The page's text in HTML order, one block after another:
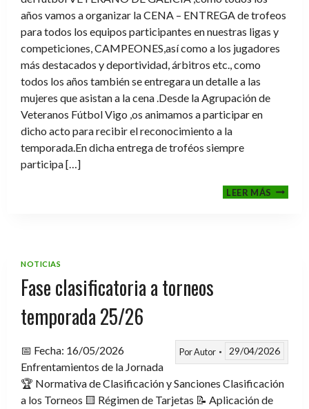
años vamos a organizar la CENA – ENTREGA de trofeos
para todos los equipos participantes en nuestras ligas y
competiciones, CAMPEONES,así como a los jugadores
más destacados y deportividad, árbitros etc., como
todos los años también se entregara un detalle a las
mujeres que asistan a la cena .Desde la Agrupación de
Veteranos Fútbol Vigo ,os animamos a participar en
dicho acto para recibir el reconocimiento a la
temporada.En dicha entrega de troféos siempre
participa […]
LEER MÁSCENA-
NOTICIAS
Fase clasificatoria a torneos
temporada 25/26
PorAutor 29/04/2026
📅 Fecha: 16/05/2026
Enfrentamientos de la Jornada
🏆 Normativa de Clasificación y Sanciones Clasificación
a los Torneos 🟨 Régimen de Tarjetas 📝 Aplicación de